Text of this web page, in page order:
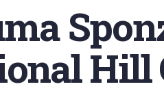
Hill